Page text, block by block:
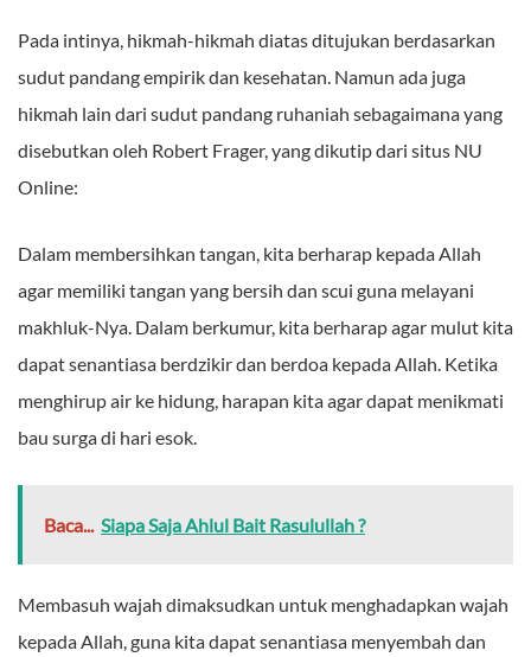
Pada intinya, hikmah-hikmah diatas ditujukan berdasarkan
sudut pandang empirik dan kesehatan. Namun ada juga
hikmah lain dari sudut pandang ruhaniah sebagaimana yang
disebutkan oleh Robert Frager, yang dikutip dari situs NU
Online:
Dalam membersihkan tangan, kita berharap kepada Allah
agar memiliki tangan yang bersih dan scui guna melayani
makhluk-Nya. Dalam berkumur, kita berharap agar mulut kita
dapat senantiasa berdzikir dan berdoa kepada Allah. Ketika
menghirup air ke hidung, harapan kita agar dapat menikmati
bau surga di hari esok.
Baca... Siapa Saja Ahlul Bait Rasulullah ?
Membasuh wajah dimaksudkan untuk menghadapkan wajah
kepada Allah, guna kita dapat senantiasa menyembah dan